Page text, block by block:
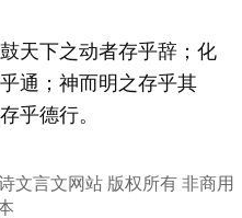
下之动者存乎辞；化
通；神而明之存乎其
乎德行。
文言文网站 版权所有 非商用